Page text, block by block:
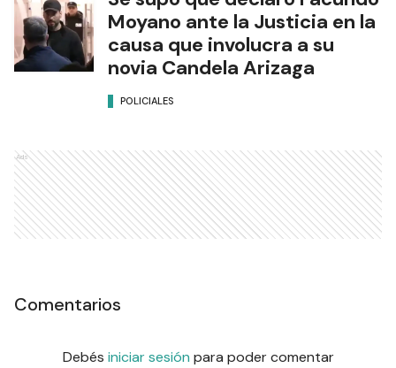
Moyano ante la Justicia en la
causa que involucra a su
novia Candela Arizaga
POLICIALES
Ads
Comentarios
Debés iniciar sesión para poder comentar